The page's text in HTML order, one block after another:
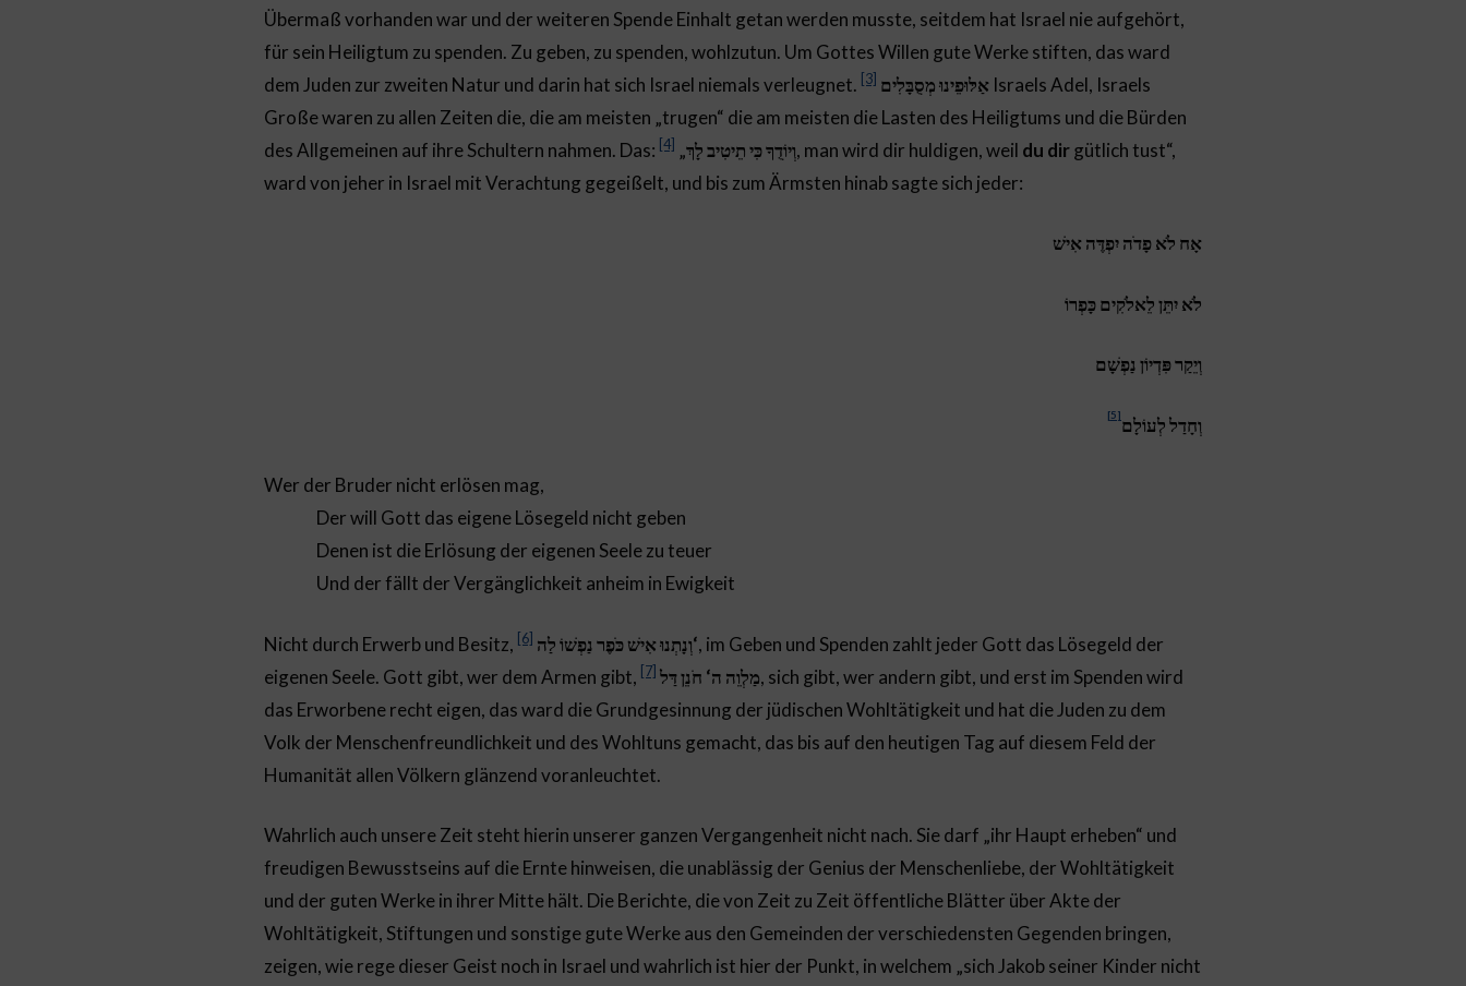
Übermaß vorhanden war und der weiteren Spende Einhalt getan werden musste, seitdem hat Israel nie aufgehört,
für sein Heiligtum zu spenden. Zu geben, zu spenden, wohlzutun. Um Gottes Willen gute Werke stiften, das ward
dem Juden zur zweiten Natur und darin hat sich Israel niemals verleugnet. [3] אַלּוּפֵינוּ מְסֻבָּלִים Israels Adel, Israels
Große waren zu allen Zeiten die, die am meisten „trugen“ die am meisten die Lasten des Heiligtums und die Bürden
des Allgemeinen auf ihre Schultern nahmen. Das: [4] „וְיוֹדֻךָ כִּי תֵיטִיב לָךְ, man wird dir huldigen, weil du dirgütlich tust“,
ward von jeher in Israel mit Verachtung gegeißelt, und bis zum Ärmsten hinab sagte sich jeder:
אָח לֹא פָדֹה יִפְדֶּה אִישׁ
לֹא יִתֵּן לֵאלֹקִים כָּפְרוֹ
וְיֵקַר פִּדְיוֹן נַפְשָׁם
וְחָדַל לְעוֹלָם[5]
Wer der Bruder nicht erlösen mag,
Der will Gott das eigene Lösegeld nicht geben
Denen ist die Erlösung der eigenen Seele zu teuer
Und der fällt der Vergänglichkeit anheim in Ewigkeit
Nicht durch Erwerb und Besitz, [6] וְנָתְנוּ אִישׁ כֹּפֶר נַפְשׁוֹ לַה‘, im Geben und Spenden zahlt jeder Gott das Lösegeld der
eigenen Seele. Gott gibt, wer dem Armen gibt, [7] מלְוֵה ה‘ חֹנֵן דַּל , sich gibt, wer andern gibt, und erst im Spenden wird
das Erworbene recht eigen, das ward die Grundgesinnung der jüdischen Wohltätigkeit und hat die Juden zu dem
Volk der Menschenfreundlichkeit und des Wohltuns gemacht, das bis auf den heutigen Tag auf diesem Feld der
Humanität allen Völkern glänzend voranleuchtet.
Wahrlich auch unsere Zeit steht hierin unserer ganzen Vergangenheit nicht nach. Sie darf „ihr Haupt erheben“ und
freudigen Bewusstseins auf die Ernte hinweisen, die unablässig der Genius der Menschenliebe, der Wohltätigkeit
und der guten Werke in ihrer Mitte hält. Die Berichte, die von Zeit zu Zeit öffentliche Blätter über Akte der
Wohltätigkeit, Stiftungen und sonstige gute Werke aus den Gemeinden der verschiedensten Gegenden bringen,
zeigen, wie rege dieser Geist noch in Israel und wahrlich ist hier der Punkt, in welchem „sich Jakob seiner Kinder nicht